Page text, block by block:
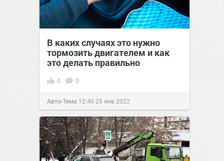
В каких случаях это нужно
тормозить двигателем и как
это делать правильно
0 0
Авто-Тема 12:40 25 янв 2022